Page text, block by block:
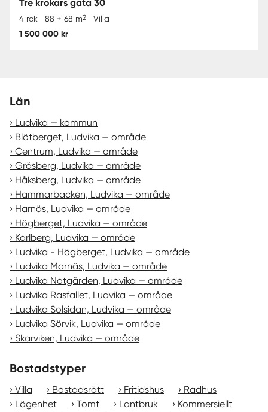
Tre krokars gata 30
4 rok 88 + 68 m2 Villa
1 500 000 kr
Län
Ludvika — kommun
Blötberget, Ludvika — område
Centrum, Ludvika — område
Gräsberg, Ludvika — område
Håksberg, Ludvika — område
Hammarbacken, Ludvika — område
Harnäs, Ludvika — område
Högberget, Ludvika — område
Karlberg, Ludvika — område
Ludvika - Högberget, Ludvika — område
Ludvika Marnäs, Ludvika — område
Ludvika Notgården, Ludvika — område
Ludvika Rasfallet, Ludvika — område
Ludvika Solsidan, Ludvika — område
Ludvika Sörvik, Ludvika — område
Skarviken, Ludvika — område
Bostadstyper
Villa Bostadsrätt Fritidshus
Radhus
Lägenhet
Tomt Lantbruk
Kommersiellt